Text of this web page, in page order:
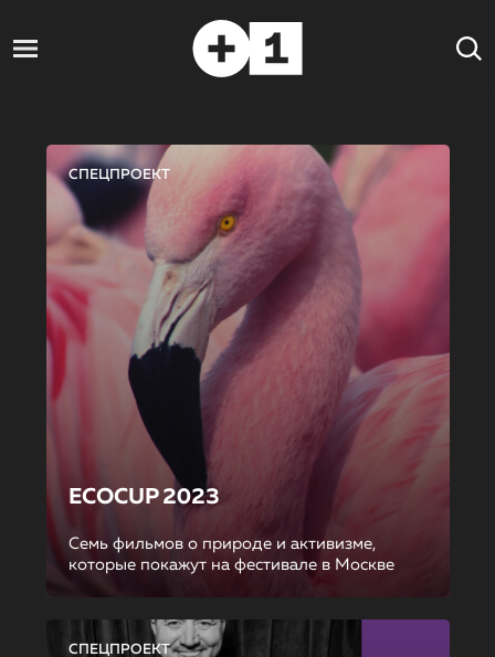
СПЕЦПРОЕКТ
ECOCUP 2023
Семь фильмов о природе и активизме,
которые покажут на фестивале в Москве
СПЕЦПРОЕКТ